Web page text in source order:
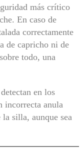
más crítico
En caso de
correctamente
de capricho ni de
todo, una
en los
incorrecta anula
silla, aunque sea